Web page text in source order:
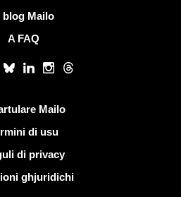
blog Mailo
A FAQ
BlueskyLinkedInInstagram
Threads
Mailo
di usu
di privacy
ghjuridichi